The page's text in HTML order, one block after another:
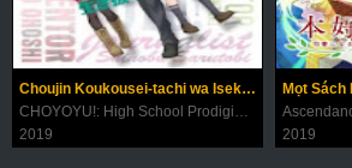
Choujin Koukousei-tachi wa Isekai demo Yoyuu de Ikinuku you desu!
CHOYOYU!: High School Prodigies Have It Easy Even in Another World!
2019
Mọt Sách
2019